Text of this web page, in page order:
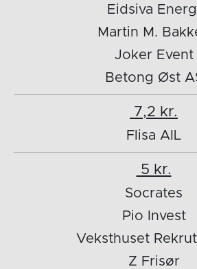
Eidsiva
Martin M.
Joker Event
Betong Øst
7,2 kr.
Flisa AIL
5 kr.
Socrates
Pio Invest
Veksthuset
Z Frisør